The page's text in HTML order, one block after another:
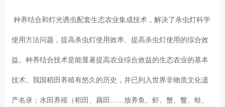
种养结合和灯光诱虫配套生态农业集成技术，解决了杀虫灯科学
使用方法问题，提高杀虫灯使用效率、提高杀虫灯使用的综合效
益。种养结合技术是能显著提高农业综合效益的生态农业的基本
技术。我国稻田养殖有悠久的历史，并已列入世界非物质文化遗
产名录；水田养殖（稻田、藕田……放养鱼、虾、蟹、鳖、蛙、